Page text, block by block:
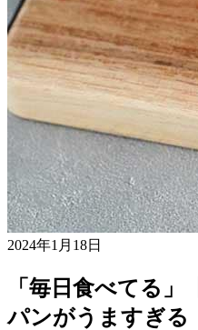
2024年1月18日
「毎日食べてる
パンがうますぎる